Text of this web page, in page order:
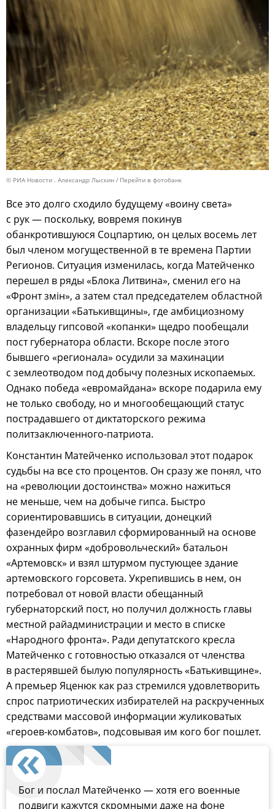
© РИА Новости . Александр Лыскин Перейти в фотобанк
Все это долго сходило будущему «воину света»
с рук — поскольку, вовремя покинув
обанкротившуюся Соцпартию, он целых восемь лет
был членом могущественной в те времена Партии
Регионов. Ситуация изменилась, когда Матейченко
перешел в ряды «Блока Литвина», сменил его на
«Фронт змiн», а затем стал председателем областной
организации «Батькивщины», где амбициозному
владельцу гипсовой «копанки» щедро пообещали
пост губернатора области. Вскоре после этого
бывшего «регионала» осудили за махинации
с землеотводом под добычу полезных ископаемых.
Однако победа «евромайдана» вскоре подарила ему
не только свободу, но и многообещающий статус
пострадавшего от диктаторского режима
политзаключенного-патриота.
Константин Матейченко использовал этот подарок
судьбы на все сто процентов. Он сразу же понял, что
на «революции достоинства» можно нажиться
не меньше, чем на добыче гипса. Быстро
сориентировавшись в ситуации, донецкий
фазендейро возглавил сформированный на основе
охранных фирм «добровольческий» батальон
«Артемовск» и взял штурмом пустующее здание
артемовского горсовета. Укрепившись в нем, он
потребовал от новой власти обещанный
губернаторский пост, но получил должность главы
местной райадминистрации и место в списке
«Народного фронта». Ради депутатского кресла
Матейченко с готовностью отказался от членства
в растерявшей былую популярность «Батькивщине».
А премьер Яценюк как раз стремился удовлетворить
спрос патриотических избирателей на раскрученных
средствами массовой информации жуликоватых
«героев-комбатов», подсовывая им кого бог пошлет.
Бог и послал Матейченко — хотя его военные
подвиги кажутся скромными даже на фоне